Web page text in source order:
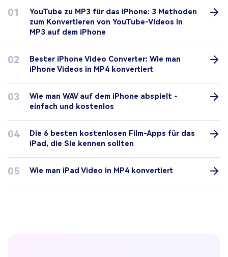
01
YouTube zu MP3 für das iPhone: 3 Methoden
zum Konvertieren von YouTube-Videos in
MP3 auf dem iPhone
02
Bester iPhone Video Converter: Wie man
iPhone Videos in MP4 konvertiert
03
Wie man WAV auf dem iPhone abspielt -
einfach und kostenlos
04
Die 6 besten kostenlosen Film-Apps für das
iPad, die Sie kennen sollten
05 Wie man iPad Video in MP4 konvertiert